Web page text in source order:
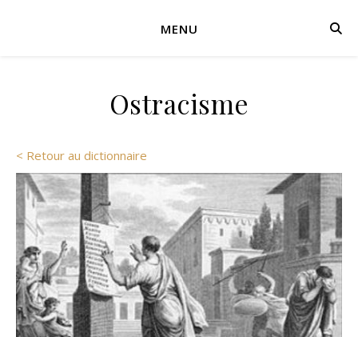
MENU
Ostracisme
< Retour au dictionnaire